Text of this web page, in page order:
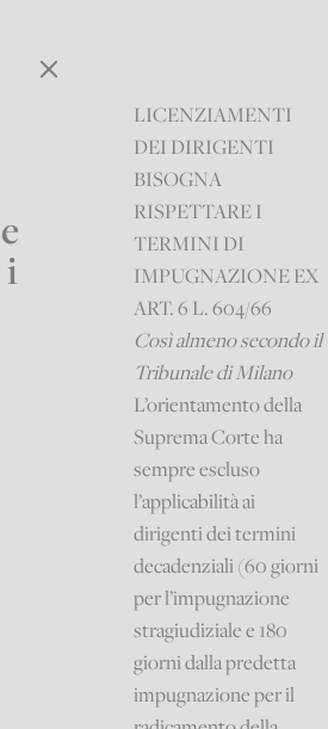
i
LICENZIAMENTI
DEI DIRIGENTI
BISOGNA
RISPETTARE I
TERMINI DI
IMPUGNAZIONE EX
ART. 6 L. 604/66
Così almeno secondo il
Tribunale di Milano
L’orientamento della
Suprema Corte ha
sempre escluso
l’applicabilità ai
dirigenti dei termini
decadenziali (60 giorni
per l’impugnazione
stragiudiziale e 180
giorni dalla predetta
impugnazione per il